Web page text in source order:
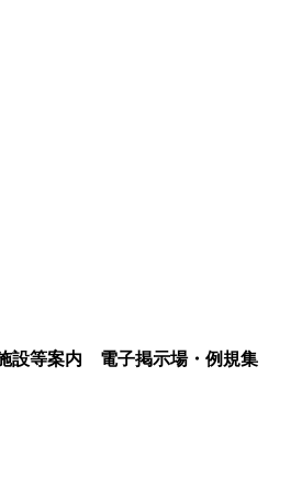
設等案内
電子掲示場・例規集